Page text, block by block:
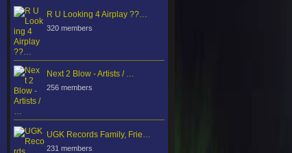
R U Looking 4 Airplay ??…
320 members
Next 2 Blow - Artists / …
256 members
UGK Records Family, Frie…
231 members